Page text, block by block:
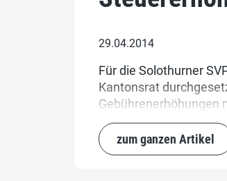
29.04.2014
Für die Solothurner
Kantonsrat
Gebührenerhöhungen
zum ganzen Artikel